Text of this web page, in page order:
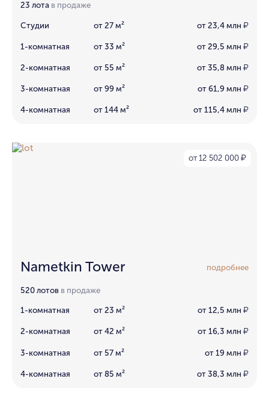
23 лота в продаже
Студии от 27 м² от 23,4 млн ₽
1-комнатная от 33 м² от 29,5 млн ₽
2-комнатная от 55 м² от 35,8 млн ₽
3-комнатная от 99 м² от 61,9 млн ₽
4-комнатная от 144 м² от 115,4 млн ₽
от 12 502 000 ₽
Nametkin Tower подробнее
520 лотов в продаже
1-комнатная от 23 м² от 12,5 млн ₽
2-комнатная от 42 м² от 16,3 млн ₽
3-комнатная от 57 м² от 19 млн ₽
4-комнатная от 85 м² от 38,3 млн ₽